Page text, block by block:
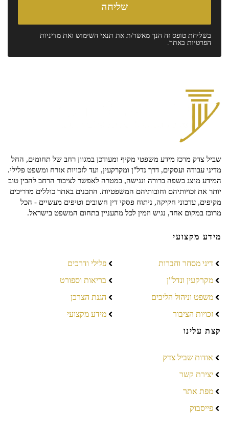
בשליחת טופס זה הנך מאשר/ת את תנאי השימוש ואת מדיניות
הפרטיות באתר.
שביל צדק מרכז מידע משפטי מקיף ומעודכן במגוון רחב של תחומים, החל
מדיני עבודה ועסקים, דרך נדל"ן ומקרקעין, ועד לזכויות אזרח ומשפט פלילי.
המידע מוצג בשפה ברורה ונגישה, במטרה לאפשר לציבור הרחב להבין טוב
יותר את זכויותיהם וחובותיהם המשפטיות. התכנים באתר כוללים מדריכים
מקיפים, עדכוני חקיקה, ניתוח פסקי דין חשובים וטיפים מעשיים - הכל
מרוכז במקום אחד, נגיש וזמין לכל מתעניין בתחום המשפט בישראל.
מידע מקצועי
דיני מסחר וחברות
מקרקעין ונדל"ן
משפט וניהול הליכים
זכויות הציבור
פלילי ודרכים
בריאות וספורט
הגנת הצרכן
מידע מקצועי
קצת עלינו
אודות שביל צדק
יצירת קשר
מפת אתר
פייסבוק